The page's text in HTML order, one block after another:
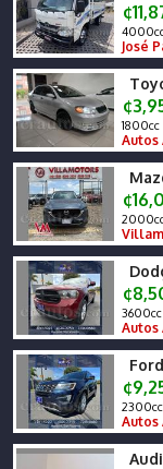
José
Autos
Autos
Autos